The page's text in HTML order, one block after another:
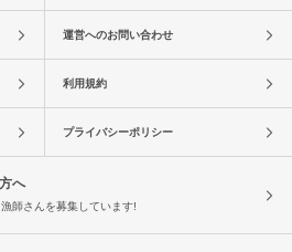
運営へのお問い合わせ
利用規約
プライバシーポリシー
へ
師さんを募集しています!